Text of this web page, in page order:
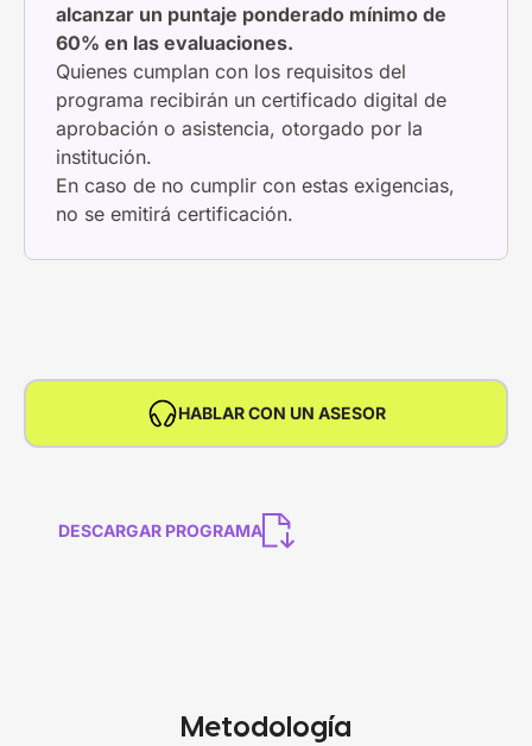
alcanzar un puntaje ponderado mínimo de
60% en las evaluaciones.
Quienes cumplan con los requisitos del
programa recibirán un certificado digital de
aprobación o asistencia, otorgado por la
institución.
En caso de no cumplir con estas exigencias,
no se emitirá certificación.
HABLAR CON UN ASESOR
DESCARGAR PROGRAMA
Metodología